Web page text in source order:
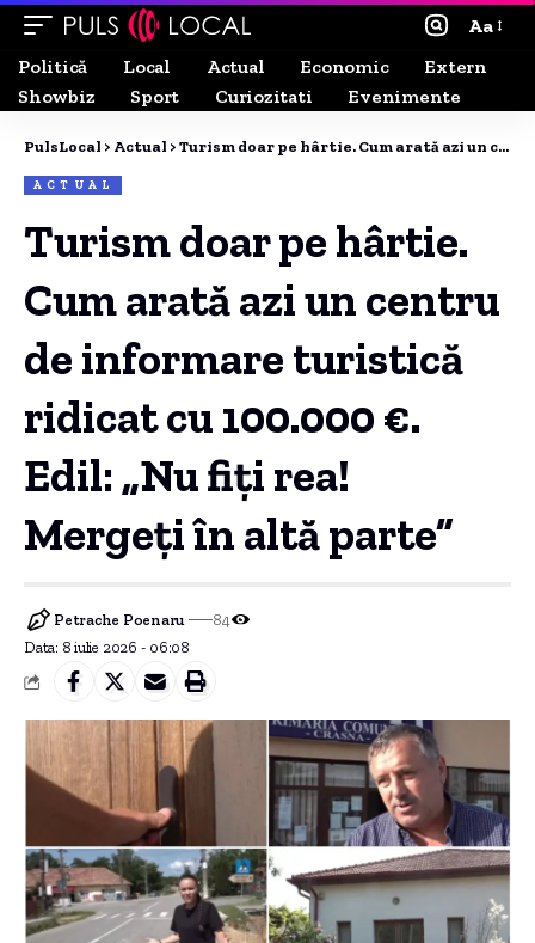
Aa
Politică
Local Actual Economic
Extern
Showbiz
Sport Curiozitati Evenimente
PulsLocal > Actual > Turism doar pe hârtie. Cum arată azi un centru de informare turistică ridicat cu 100.000 €. Edil: „Nu fiți rea! Mergeți în altă parte”
ACTUAL
Turism doar pe hârtie.
Cum arată azi un centru
de informare turistică
ridicat cu 100.000 €.
Edil: „Nu fiți rea!
Mergeți în altă parte”
Data: 8 iulie 2026 - 06:08
Petrache Poenaru 84